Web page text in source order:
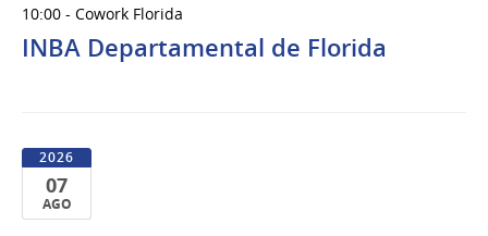
de
Ago
10:00 - Cowork Florida
INBA Departamental de Florida
2026
07
AGO